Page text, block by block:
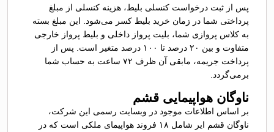
پس از ثبت درخواست کنسلی بلیط، هزینه کنسلی از مبلغ
پرداختی شما در زمان خرید بلیط کسر می‌شود. این مبلغ بسته
به کلاس پروازی شما، بلیت پرواز داخلی و بلیط پرواز خارجی
متفاوت و بین ۲۰ درصد تا ۱۰۰ درصد متغیر است. پس از
پرداخت جریمه، مابقی آن ظرف ۷۲ ساعت به حساب شما
بر‌می‌گردد.
ناوگان هواپیمایی قشم
بر اساس اطلاعات موجود در وبسایت رسمی این شرکت،
ناوگان قشم ایر شامل ۱۸ فروند هواپیمای ملکی است که در